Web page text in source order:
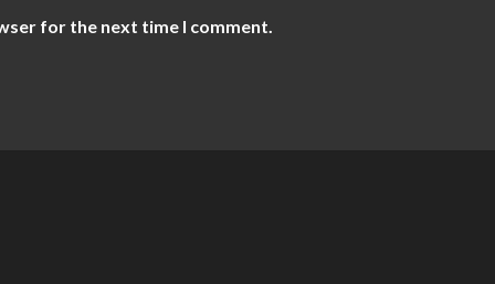
for the next time I comment.